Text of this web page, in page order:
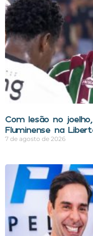
Com lesão no
Fluminense na
7 de agosto de 2026